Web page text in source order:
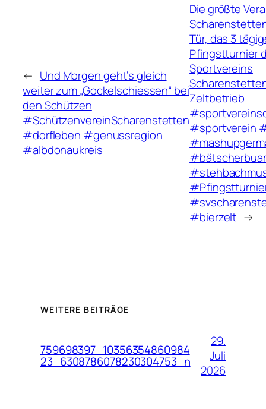
← Und Morgen geht’s gleich
weiter zum „Gockelschiessen“ bei
den Schützen
#SchützenvereinScharenstetten
#dorfleben #genussregion
#albdonaukreis
Die größte
Tür, das 3
Pfingstturnier
Sportvereins
Zeltbetrieb
#sportverein
#bierzelt →
WEITERE BEITRÄGE
759698397_10356354860984
23_6308786078230304753_n
29.
Juli
2026